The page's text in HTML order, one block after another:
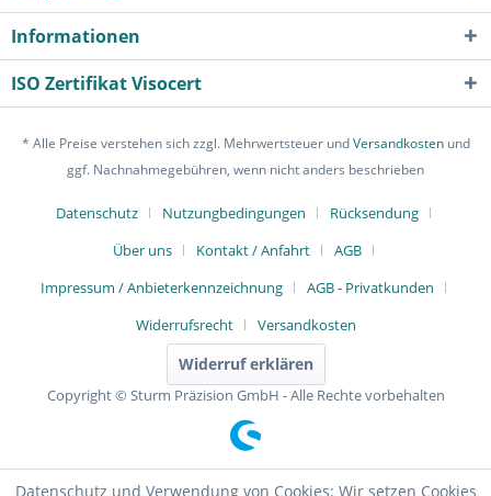
Informationen
ISO Zertifikat Visocert
* Alle Preise verstehen sich zzgl. Mehrwertsteuer undVersandkostenund
ggf. Nachnahmegebühren, wenn nicht anders beschrieben
Datenschutz Nutzungbedingungen
Rücksendung
Über uns
Kontakt / Anfahrt
AGB
Impressum / Anbieterkennzeichnung
AGB - Privatkunden
Widerrufsrecht
Versandkosten
Widerruf erklären
Copyright © Sturm Präzision GmbH - Alle Rechte vorbehalten
Datenschutz und Verwendung von Cookies: Wir setzen Cookies